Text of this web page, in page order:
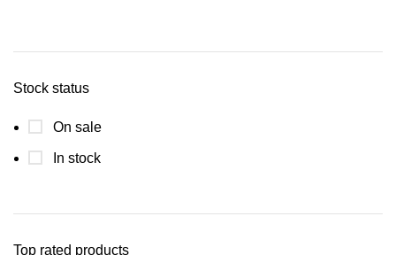
Stock status
On sale
In stock
Top rated products